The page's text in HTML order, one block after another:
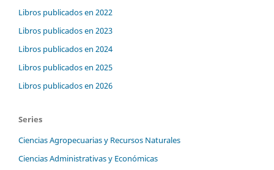
Libros publicados en 2022
Libros publicados en 2023
Libros publicados en 2024
Libros publicados en 2025
Libros publicados en 2026
Series
Ciencias Agropecuarias y Recursos Naturales
Ciencias Administrativas y Económicas